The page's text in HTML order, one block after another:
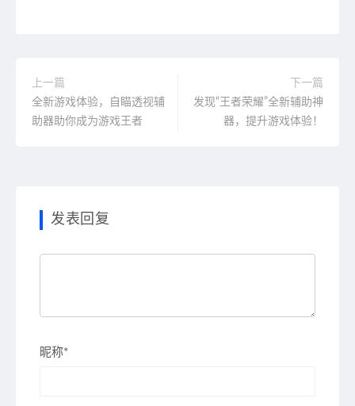
上一篇
全新游戏体验，自瞄透视辅
助器助你成为游戏王者
下一篇
发现“王者荣耀”全新辅助神
器，提升游戏体验！
发表回复
昵称*